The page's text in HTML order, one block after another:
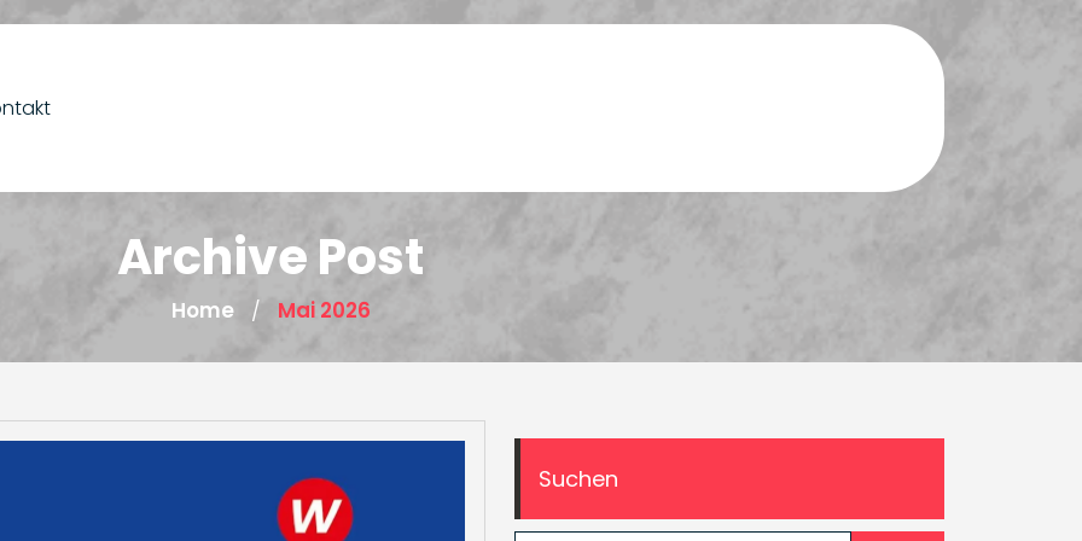
Archive Post
Home / Mai 2026
Suchen